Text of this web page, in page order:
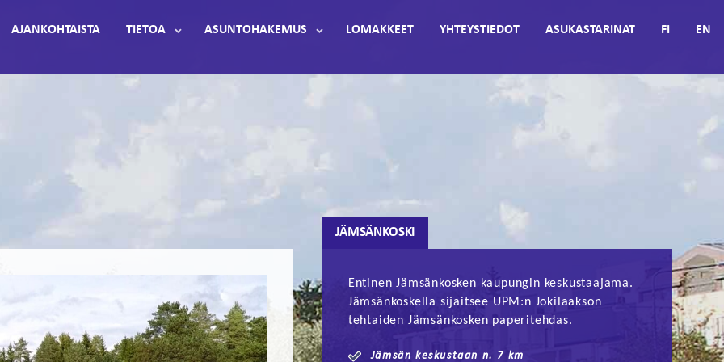
AJANKOHTAISTA TIETOA ASUNTOHAKEMUS LOMAKKEET YHTEYSTIEDOT ASUKASTARINAT FI EN
JÄMSÄNKOSKI
Entinen Jämsänkosken kaupungin keskustaajama.
Jämsänkoskella sijaitsee UPM:n Jokilaakson
tehtaiden Jämsänkosken paperitehdas.
Jämsän keskustaan n. 7 km